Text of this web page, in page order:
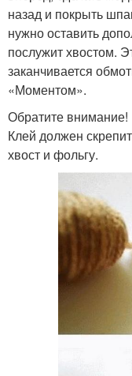
назад и покрыть
нужно оставить
послужит хвостом.
заканчивается
«Моментом».
Обратите внимание!
Клей должен
хвост и фольгу.